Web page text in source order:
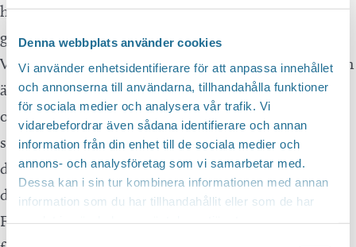
Denna webbplats använder cookies
Vi använder enhetsidentifierare för att anpassa innehållet
och annonserna till användarna, tillhandahålla funktioner
för sociala medier och analysera vår trafik. Vi
vidarebefordrar även sådana identifierare och annan
information från din enhet till de sociala medier och
annons- och analysföretag som vi samarbetar med.
Dessa kan i sin tur kombinera informationen med annan
information som du har tillhandahållit eller som de har
Samtyckesval
hellre njuter av musiken och stampar takten finns
gott om bänkar.
Vårt fantastiska festplats-crew ser till att stämningen
är på topp hela kvällen – med mysig belysning,
omtanke i varje detalj och ett öppet café där det
serveras både gott fika, en mix av goda mackor,
dansburgare och passande dryck för en helkväll i
dansens tecken.
För er som vill stanna över natten finns ställplatser